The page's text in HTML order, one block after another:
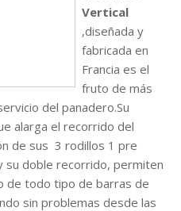
Vertical
,diseñada y
fabricada en
Francia es el
fruto de más
del panadero.Su
alarga el recorrido del
de sus 3 rodillos 1 pre
su doble recorrido, permiten
de todo tipo de barras de
sin problemas desde las